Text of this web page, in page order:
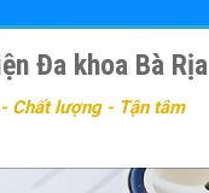
Đa khoa Bà Rịa
Chất lượng - Tận tâm